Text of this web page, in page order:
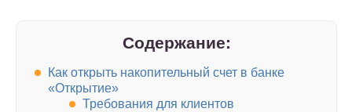
Содержание:
Как открыть накопительный счет в банке
«Открытие»
Требования для клиентов